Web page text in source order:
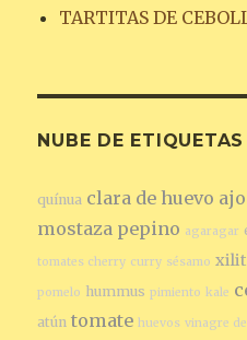
TARTITAS DE
NUBE DE ETIQUETAS
quínua clara de huevo ajo
mostaza pepino agaragar
tomates cherry curry sésamo
pomelo hummus pimiento kale
atún tomate huevos vinagre